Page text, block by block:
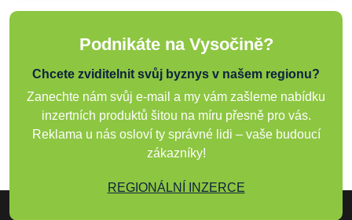
Podnikáte na Vysočině?
Chcete zviditelnit svůj byznys v našem regionu?
Zanechte nám svůj e-mail a my vám zašleme nabídku
inzertních produktů šitou na míru přesně pro vás.
Reklama u nás osloví ty správné lidi – vaše budoucí
zákazníky!
REGIONÁLNÍ INZERCE